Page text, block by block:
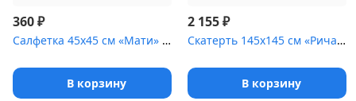
360₽
Салфетка 45х45 см «Мати» белая [(огурцы)]
В корзину
2 155₽
Скатерть 145х145 см «Ричард ажур» бежевая
В корзину